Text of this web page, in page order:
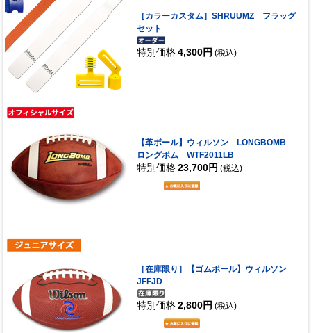
［カラーカスタム］SHRUUMZ フラッグ
セット
特別価格 4,300円 (税込)
【革ボール】ウィルソン LONGBOMB
ロングボム WTF2011LB
特別価格 23,700円 (税込)
［在庫限り］【ゴムボール】ウィルソン
JFFJD
特別価格 2,800円 (税込)